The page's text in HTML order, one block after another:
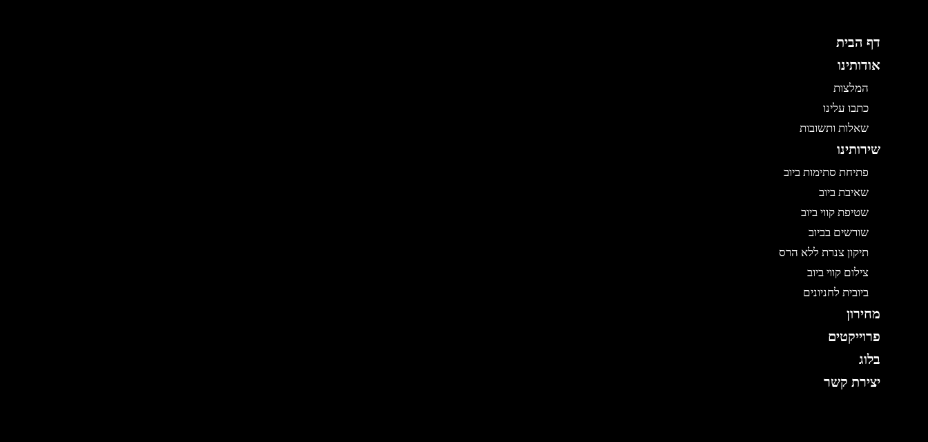
דף הבית
אודותינו
המלצות
כתבו עלינו
שאלות ותשובות
שירותינו
פתיחת סתימות ביוב
שאיבת ביוב
שטיפת קווי ביוב
שורשים בביוב
תיקון צנרת ללא הרס
צילום קווי ביוב
ביובית לחניונים
מחירון
פרוייקטים
בלוג
יצירת קשר